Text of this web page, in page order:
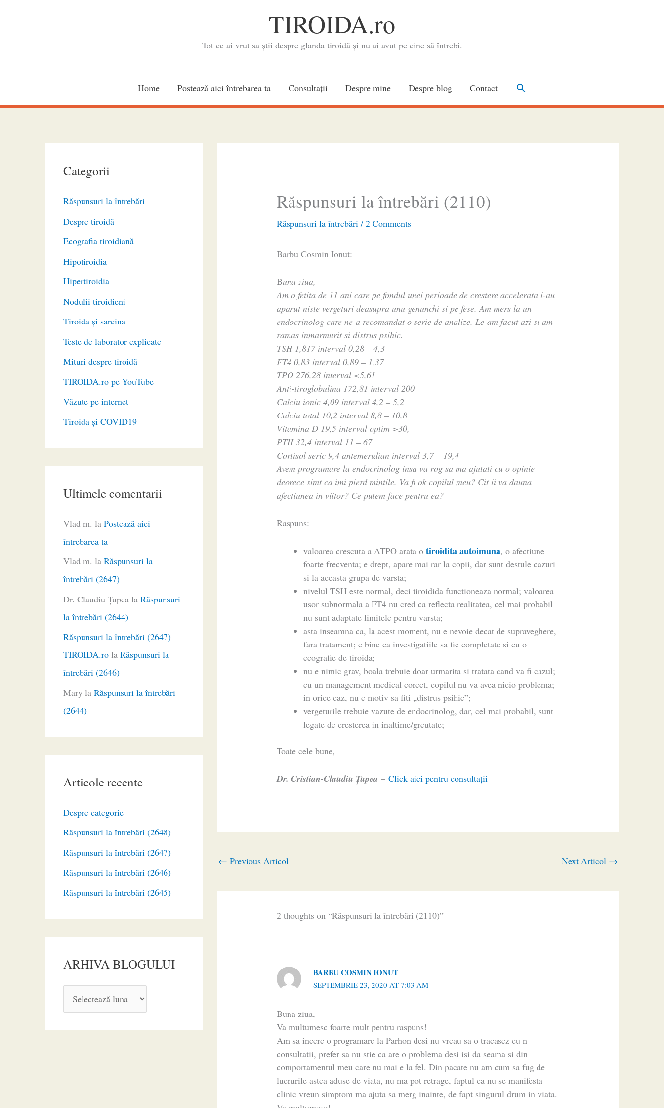
TIROIDA.ro
Tot ce ai vrut sa știi despre glanda tiroidă și nu ai avut pe cine să întrebi.
Home Postează aici întrebarea ta Consultaţii Despre mine Despre blog Contact Search
Categorii
Răspunsuri la întrebări
Despre tiroidă
Ecografia tiroidiană
Hipotiroidia
Hipertiroidia
Nodulii tiroidieni
Tiroida și sarcina
Teste de laborator explicate
Mituri despre tiroidă
TIROIDA.ro pe YouTube
Văzute pe internet
Tiroida și COVID19
Ultimele comentarii
Vlad m. la Postează aici
întrebarea ta
Vlad m. la Răspunsuri la
întrebări (2647)
Dr. Claudiu Ţupea la Răspunsuri
la întrebări (2644)
Răspunsuri la întrebări (2647) –
TIROIDA.ro la Răspunsuri la
întrebări (2646)
Mary la Răspunsuri la întrebări
(2644)
Articole recente
Despre categorie
Răspunsuri la întrebări (2648)
Răspunsuri la întrebări (2647)
Răspunsuri la întrebări (2646)
Răspunsuri la întrebări (2645)
ARHIVA BLOGULUI
R
H
Răspunsuri la întrebări (2110)
Răspunsuri la întrebări /2 Comments
Barbu Cosmin Ionut:
Buna ziua,
Am o fetita de 11 ani care pe fondul unei perioade de crestere accelerata i-au
aparut niste vergeturi deasupra unu genunchi si pe fese. Am mers la un
endocrinolog care ne-a recomandat o serie de analize. Le-am facut azi si am
ramas inmarmurit si distrus psihic.
TSH 1,817 interval 0,28 – 4,3
FT4 0,83 interval 0,89 – 1,37
TPO 276,28 interval <5,61
Anti-tiroglobulina 172,81 interval 200
Calciu ionic 4,09 interval 4,2 – 5,2
Calciu total 10,2 interval 8,8 – 10,8
Vitamina D 19,5 interval optim >30,
PTH 32,4 interval 11 – 67
Cortisol seric 9,4 antemeridian interval 3,7 – 19,4
Avem programare la endocrinolog insa va rog sa ma ajutati cu o opinie
deorece simt ca imi pierd mintile. Va fi ok copilul meu? Cit ii va dauna
afectiunea in viitor? Ce putem face pentru ea?
Raspuns:
valoarea crescuta a ATPO arata otiroidita autoimuna, o afectiune
foarte frecventa; e drept, apare mai rar la copii, dar sunt destule cazuri
si la aceasta grupa de varsta;
nivelul TSH este normal, deci tiroidida functioneaza normal; valoarea
usor subnormala a FT4 nu cred ca reflecta realitatea, cel mai probabil
nu sunt adaptate limitele pentru varsta;
asta inseamna ca, la acest moment, nu e nevoie decat de supraveghere,
fara tratament; e bine ca investigatiile sa fie completate si cu o
ecografie de tiroida;
nu e nimic grav, boala trebuie doar urmarita si tratata cand va fi cazul;
cu un management medical corect, copilul nu va avea nicio problema;
in orice caz, nu e motiv sa fiti „distrus psihic”;
vergeturile trebuie vazute de endocrinolog, dar, cel mai probabil, sunt
legate de cresterea in inaltime/greutate;
Toate cele bune,
Dr. Cristian-Claudiu Ţupea –Click aici pentru consultaţii
← Previous Articol Next Articol →
2 thoughts on “Răspunsuri la întrebări (2110)”
BARBU COSMIN IONUT
SEPTEMBRIE 23, 2020 AT 7:03 AM
Buna ziua,
Va multumesc foarte mult pentru raspuns!
Am sa incerc o programare la Parhon desi nu vreau sa o tracasez cu n
consultatii, prefer sa nu stie ca are o problema desi isi da seama si din
comportamentul meu care nu mai e la fel. Din pacate nu am cum sa fug de
lucrurile astea aduse de viata, nu ma pot retrage, faptul ca nu se manifesta
clinic vreun simptom ma ajuta sa merg inainte, de fapt singurul drum in viata.